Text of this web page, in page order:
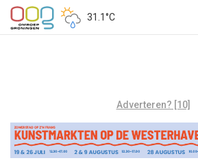
31.1°C
Adverteren? [10]